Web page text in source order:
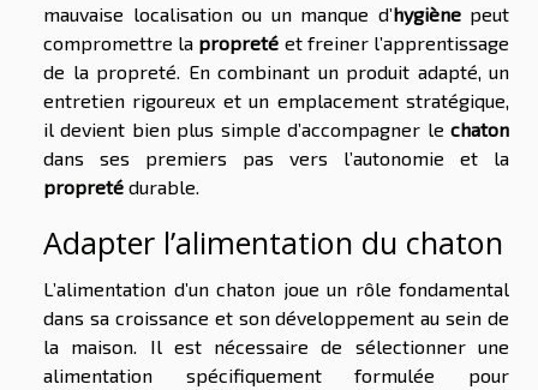
mauvaise localisation ou un manque d’hygiènepeut
compromettre la propreté et freiner l’apprentissage
de la propreté. En combinant un produit adapté, un
entretien rigoureux et un emplacement stratégique,
il devient bien plus simple d’accompagner le chaton
dans ses premiers pas vers l’autonomie et la
propreté durable.
Adapter l’alimentation du chaton
L’alimentation d’un chaton joue un rôle fondamental
dans sa croissance et son développement au sein de
la maison. Il est nécessaire de sélectionner une
alimentation spécifiquement formulée pour